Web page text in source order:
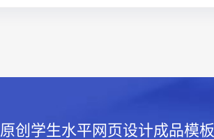
原创学生水平网页设计成品模板